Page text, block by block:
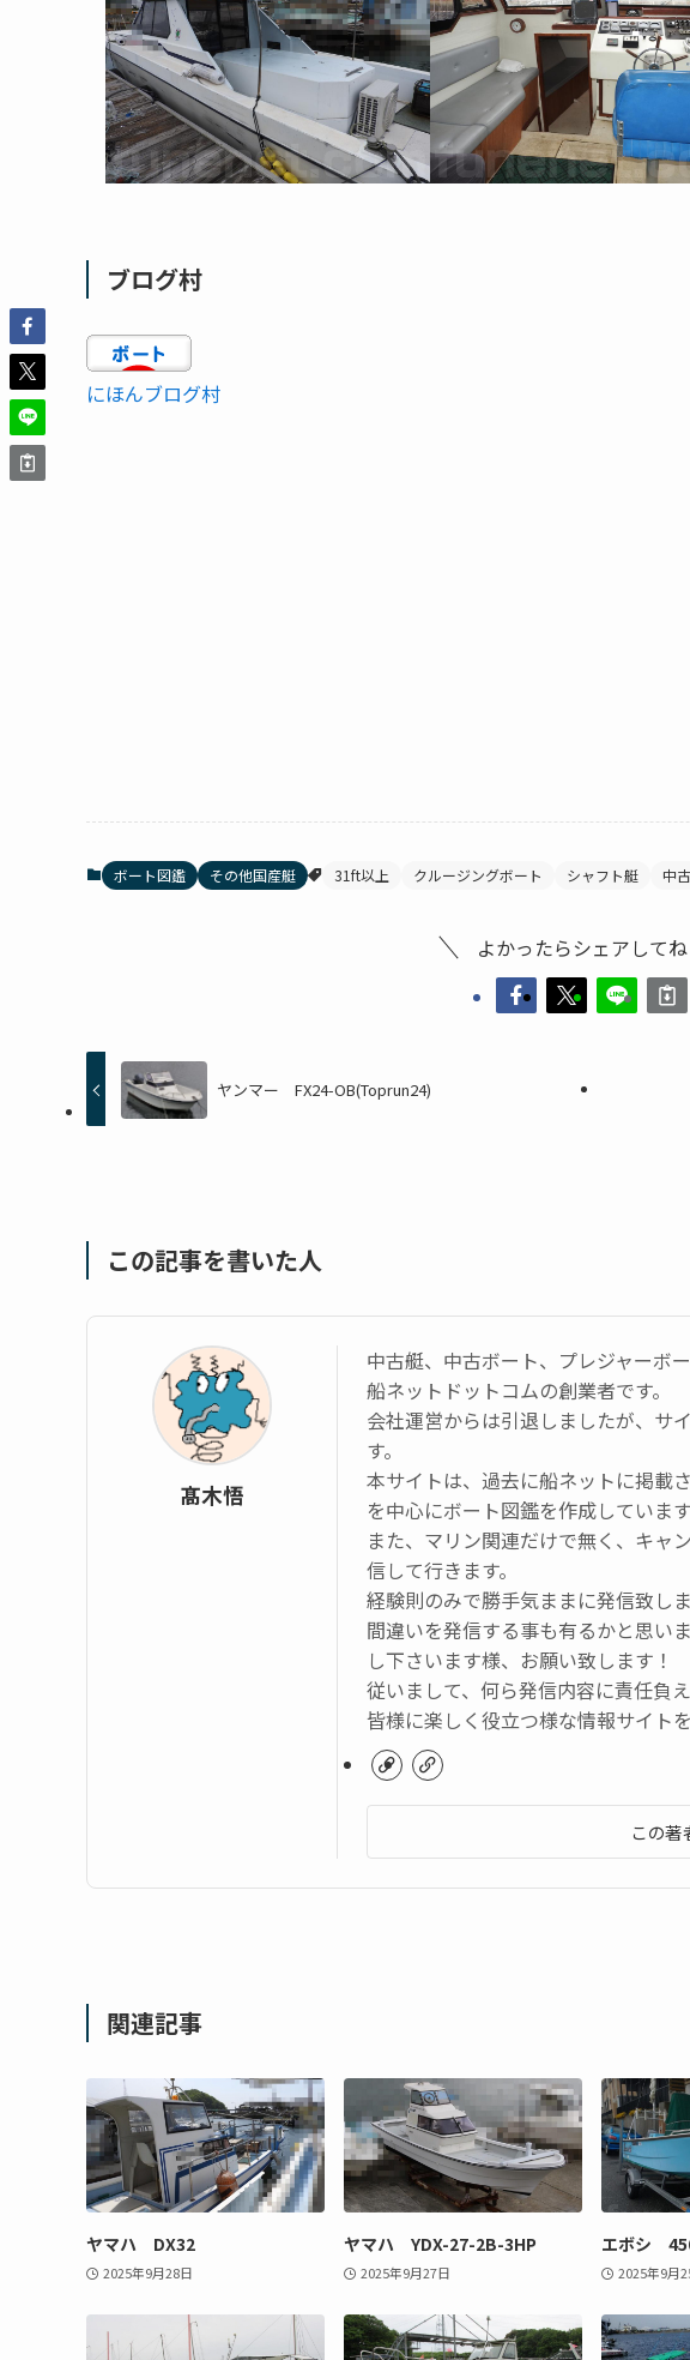
ブログ村
にほんブログ村
ボート図鑑 その他国産艇 31ft以上 クルージングボート シャフト艇 中
よかったらシェアしてね
ヤンマー FX24-OB(Toprun24)
この記事を書いた人
髙木悟
中古艇、中古ボート、プレジャーボ
船ネットドットコムの創業者です。
会社運営からは引退しましたが、サ
す。
本サイトは、過去に船ネットに掲載
を中心にボート図鑑を作成しています
また、マリン関連だけで無く、キャ
信して行きます。
経験則のみで勝手気ままに発信致し
間違いを発信する事も有るかと思い
し下さいます様、お願い致します！
従いまして、何ら発信内容に責任負え
皆様に楽しく役立つ様な情報サイト
この著
関連記事
ヤマハ DX32
2025年9月28日
ヤマハ YDX-27-2B-3HP
2025年9月27日
エボシ
2025年9月